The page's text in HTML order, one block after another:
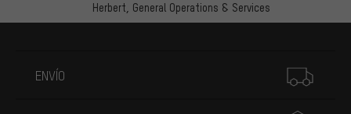
Herbert, General Operations & Services
ENVÍO